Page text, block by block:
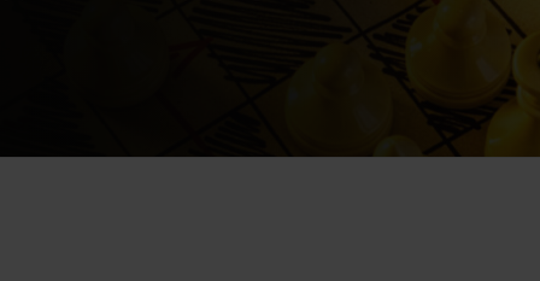
inwestycyjne.